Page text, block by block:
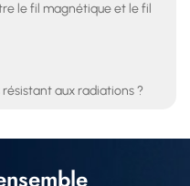
le fil magnétique et le fil
aux radiations ?